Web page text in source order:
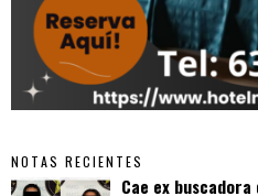
NOTAS RECIENTES
Cae ex